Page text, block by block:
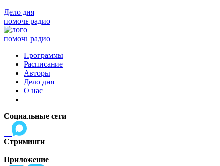
Дело дня
помочь радио
помочь радио
Программы
Расписание
Авторы
Дело дня
О нас
Социальные сети
Стриминги
Приложение